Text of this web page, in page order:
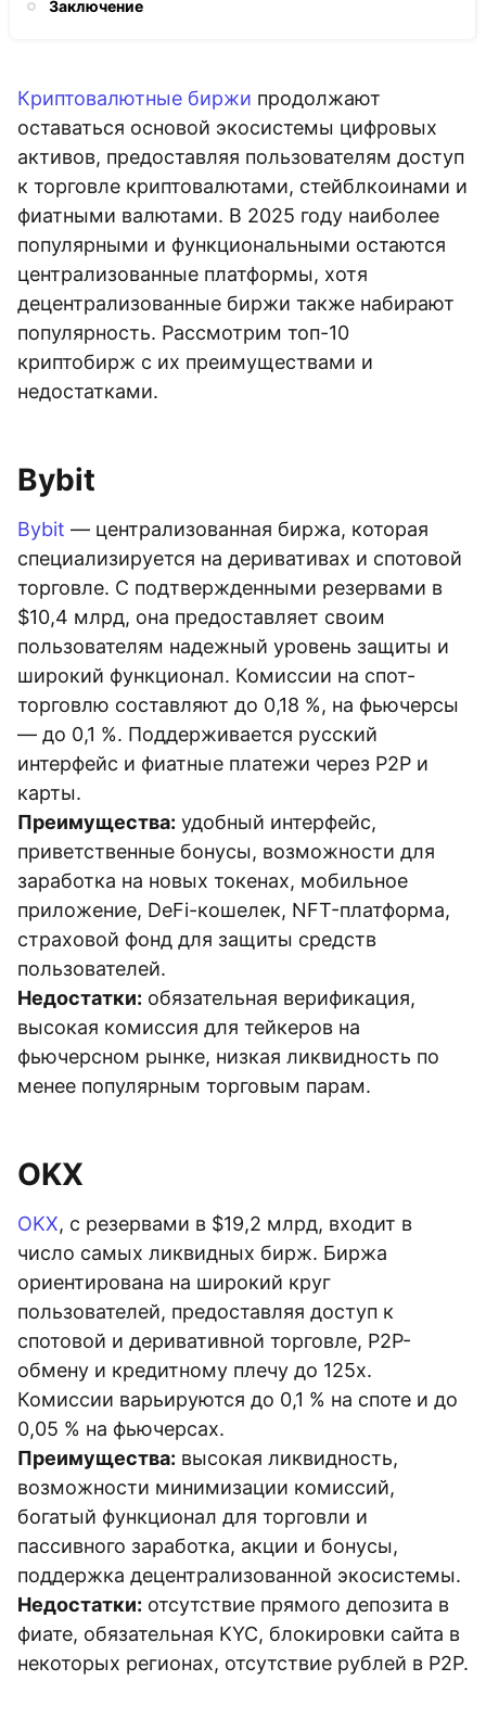
Заключение
Криптовалютные биржи продолжают
оставаться основой экосистемы цифровых
активов, предоставляя пользователям доступ
к торговле криптовалютами, стейблкоинами и
фиатными валютами. В 2025 году наиболее
популярными и функциональными остаются
централизованные платформы, хотя
децентрализованные биржи также набирают
популярность. Рассмотрим топ-10
криптобирж с их преимуществами и
недостатками.
Bybit
Bybit — централизованная биржа, которая
специализируется на деривативах и спотовой
торговле. С подтвержденными резервами в
$10,4 млрд, она предоставляет своим
пользователям надежный уровень защиты и
широкий функционал. Комиссии на спот-
торговлю составляют до 0,18 %, на фьючерсы
— до 0,1 %. Поддерживается русский
интерфейс и фиатные платежи через P2P и
карты.
Преимущества: удобный интерфейс,
приветственные бонусы, возможности для
заработка на новых токенах, мобильное
приложение, DeFi-кошелек, NFT-платформа,
страховой фонд для защиты средств
пользователей.
Недостатки: обязательная верификация,
высокая комиссия для тейкеров на
фьючерсном рынке, низкая ликвидность по
менее популярным торговым парам.
OKX
OKX, с резервами в $19,2 млрд, входит в
число самых ликвидных бирж. Биржа
ориентирована на широкий круг
пользователей, предоставляя доступ к
спотовой и деривативной торговле, P2P-
обмену и кредитному плечу до 125х.
Комиссии варьируются до 0,1 % на споте и до
0,05 % на фьючерсах.
Преимущества: высокая ликвидность,
возможности минимизации комиссий,
богатый функционал для торговли и
пассивного заработка, акции и бонусы,
поддержка децентрализованной экосистемы.
Недостатки: отсутствие прямого депозита в
фиате, обязательная KYC, блокировки сайта в
некоторых регионах, отсутствие рублей в P2P.